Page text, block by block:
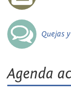
Quejas
Agenda